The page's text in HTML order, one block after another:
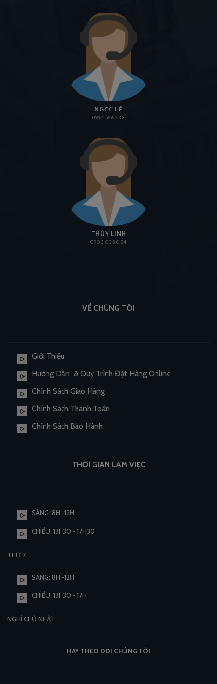
NGỌC LỆ
0914 566 238
THÙY LINH
0903 035 084
VỀ CHÚNG TÔI
Giới Thiệu
Hướng Dẫn & Quy Trình Đặt Hàng Online
Chính Sách Giao Hàng
Chính Sách Thanh Toán
Chính Sách Bảo Hành
THỜI GIAN LÀM VIỆC
SÁNG: 8H -12H
CHIỀU: 13H30 - 17H30
THỨ 7
SÁNG: 8H -12H
CHIỀU: 13H30 - 17H
NGHỈ CHỦ NHẬT
HÃY THEO DÕI CHÚNG TÔI